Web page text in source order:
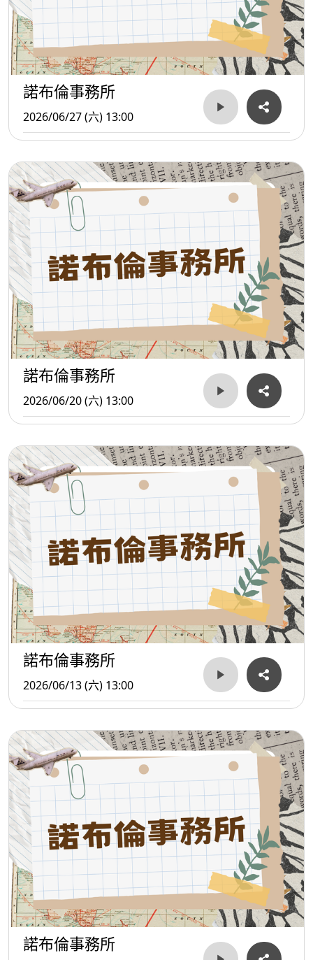
諾布倫事務所
2026/06/27 (六) 13:00
諾布倫事務所
2026/06/20 (六) 13:00
諾布倫事務所
2026/06/13 (六) 13:00
諾布倫事務所